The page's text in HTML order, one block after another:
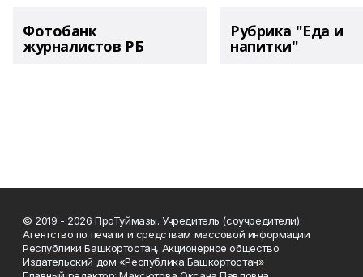
Фотобанк
журналистов РБ
Рубрика "Еда и
напитки"
© 2019 - 2026 ПроТуймазы. Учредитель (соучредители):
Агентство по печати и средствам массовой информации
Республики Башкортостан, Акционерное общество
Издательский дом «Республика Башкортостан»